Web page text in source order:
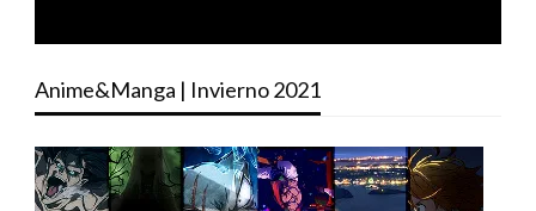
Anime&Manga | Invierno 2021